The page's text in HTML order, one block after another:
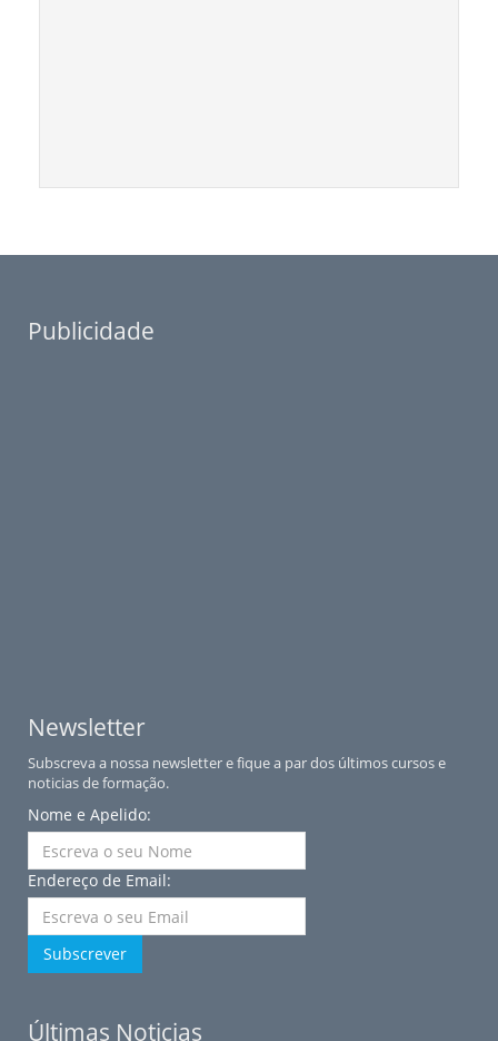
Publicidade
Newsletter
Subscreva a nossa newsletter e fique a par dos últimos cursos e
noticias de formação.
Nome e Apelido:
Endereço de Email:
Subscrever
Últimas Noticias